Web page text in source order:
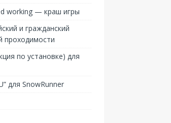
working — краш игры
и гражданский
проходимости
по установке) для
для SnowRunner